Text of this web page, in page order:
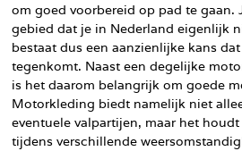
om goed voorbereid op pad te gaan.
gebied dat je in Nederland eigenlijk
bestaat dus een aanzienlijke kans
tegenkomt. Naast een degelijke
is het daarom belangrijk om goede
Motorkleding biedt namelijk niet
eventuele valpartijen, maar het
tijdens verschillende